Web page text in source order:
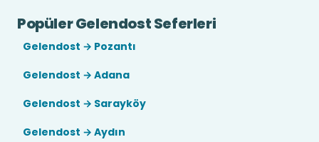
Popüler Gelendost Seferleri
Gelendost → Pozantı
Gelendost → Adana
Gelendost → Sarayköy
Gelendost → Aydın